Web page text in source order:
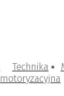
Technika
motoryzacyjna